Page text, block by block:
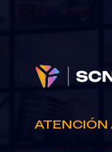
ATENCIÓN